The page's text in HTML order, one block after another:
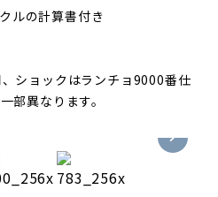
ルの計算書付き
ショックはランチョ9000番仕
部異なります。